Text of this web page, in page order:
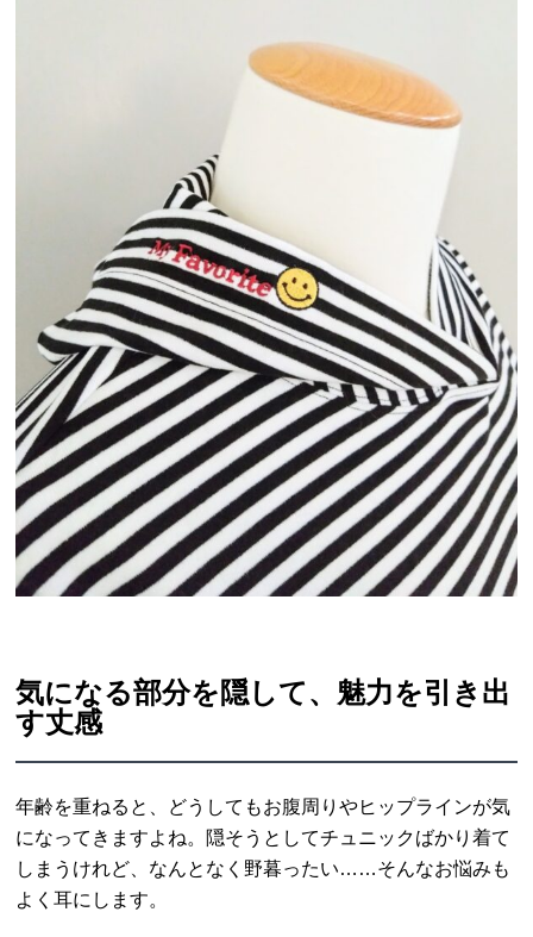
気になる部分を隠して、魅力を引き出
す丈感
年齢を重ねると、どうしてもお腹周りやヒップラインが気
になってきますよね。隠そうとしてチュニックばかり着て
しまうけれど、なんとなく野暮ったい……そんなお悩みも
よく耳にします。